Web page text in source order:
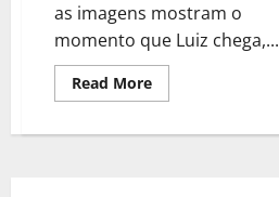
as imagens mostram o
momento que Luiz chega,...
Read MoreRead
more